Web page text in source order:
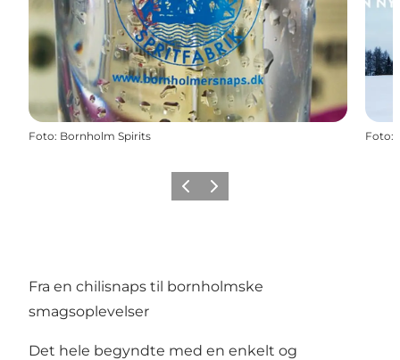
Foto: Bornholm Spirits Foto:
ForrigeNæste
Fra en chilisnaps til bornholmske
smagsoplevelser
Det hele begyndte med en enkelt og